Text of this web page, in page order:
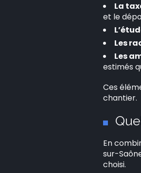
La
et le
Les
Les
estimés
Ces
chantier.
En
sur-
choisi.